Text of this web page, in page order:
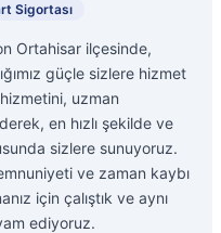
Sigortası
Ortahisar ilçesinde,
güçle sizlere hizmet
uzman
en hızlı şekilde ve
sizlere sunuyoruz.
ve zaman kaybı
için çalıştık ve aynı
ediyoruz.